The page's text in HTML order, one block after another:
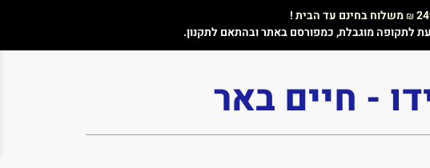
₪משלוח בחינם עד הבית !
לתקופה מוגבלת, כמפורסם באתר ובהתאם לתקנון.
- חיים באר